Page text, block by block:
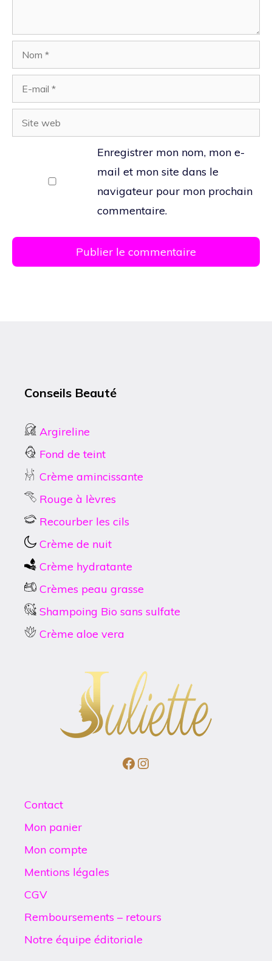
Nom
mail
Site
web
Enregistrer mon nom, mon e-
mail et mon site dans le
navigateur pour mon prochain
commentaire.
Conseils Beauté
Argireline
Fond de teint
Crème amincissante
Rouge à lèvres
Recourber les cils
Crème de nuit
Crème hydratante
Crèmes peau grasse
Shampoing Bio sans sulfate
Crème aloe vera
Facebook
Instagram
Contact
Mon panier
Mon compte
Mentions légales
CGV
Remboursements – retours
Notre équipe éditoriale